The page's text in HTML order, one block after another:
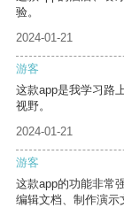
验。
2024-01-21
游客
这款app是我学习路
视野。
2024-01-21
游客
这款app的功能非常
编辑文档、制作演示